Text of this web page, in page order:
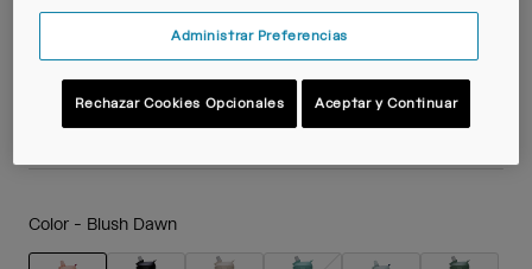
N.º de artículo38669-F54-OS
22,99 €
Color - Blush Dawn
Administrar Preferencias
Rechazar Cookies Opcionales Aceptar y Continuar